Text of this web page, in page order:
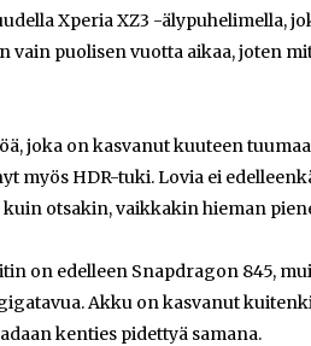
Xperia XZ3 -älypuhelimella,
vain puolisen vuotta aikaa, joten
joka on kasvanut kuuteen
myös HDR-tuki. Lovia ei
kuin otsakin, vaikkakin hieman
on edelleen Snapdragon 845,
Akku on kasvanut
kenties pidettyä samana.